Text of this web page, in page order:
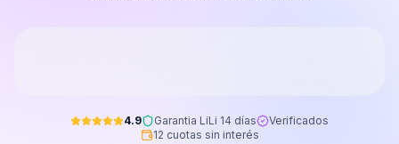
4.9 Garantia LiLi 14 días
Verificados
12 cuotas sin interés